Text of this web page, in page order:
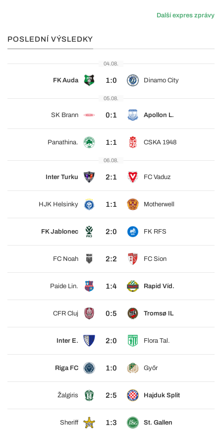
Další expres zprávy
POSLEDNÍ VÝSLEDKY
04.08.
FK Auda 1:0 Dinamo City
05.08.
SK Brann 0:1 Apollon L.
Panathina. 1:1 CSKA 1948
06.08.
Inter Turku 2:1 FC Vaduz
HJK Helsinky 1:1 Motherwell
FK Jablonec 2:0 FK RFS
FC Noah 2:2 FC Sion
Paide Lin. 1:4 Rapid Víd.
CFR Cluj 0:5 Tromsø IL
Inter E. 2:0 Flora Tal.
Riga FC 1:0 Győr
Žalgiris 2:5 Hajduk Split
Sheriff 1:3 St. Gallen